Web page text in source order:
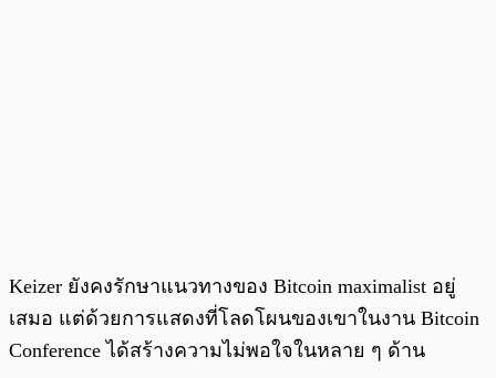
Keizer ยังคงรักษาแนวทางของ Bitcoin maximalist อยู่
เสมอ แต่ด้วยการแสดงที่โลดโผนของเขาในงาน Bitcoin
Conference ได้สร้างความไม่พอใจในหลาย ๆ ด้าน